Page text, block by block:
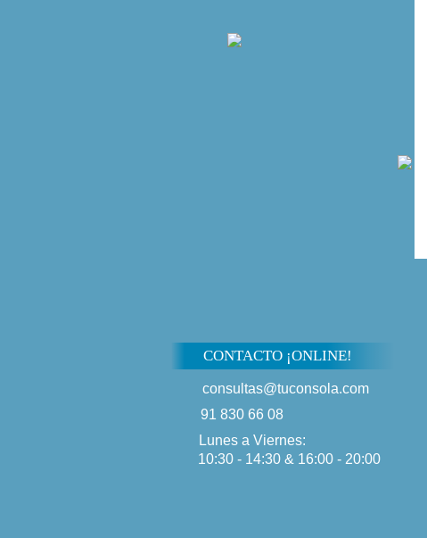
CONTACTO ¡ONLINE!
consultas@tuconsola.com
91 830 66 08
Lunes a Viernes:
10:30 - 14:30 & 16:00 - 20:00